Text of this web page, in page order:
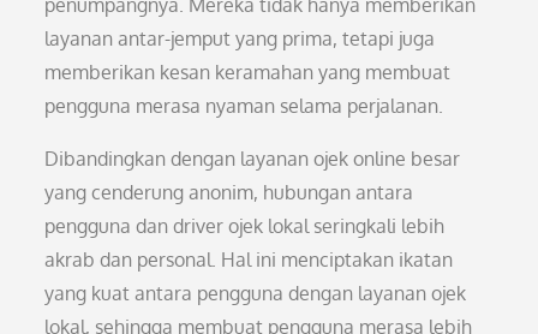
penumpangnya. Mereka tidak hanya memberikan
layanan antar-jemput yang prima, tetapi juga
memberikan kesan keramahan yang membuat
pengguna merasa nyaman selama perjalanan.
Dibandingkan dengan layanan ojek online besar
yang cenderung anonim, hubungan antara
pengguna dan driver ojek lokal seringkali lebih
akrab dan personal. Hal ini menciptakan ikatan
yang kuat antara pengguna dengan layanan ojek
lokal, sehingga membuat pengguna merasa lebih